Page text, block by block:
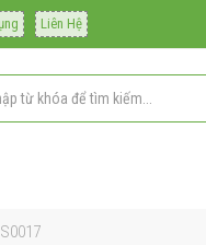
Liên Hệ